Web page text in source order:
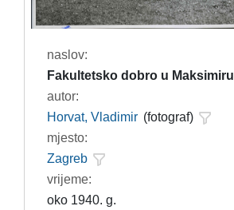
naslov:
Fakultetsko dobro u Maksimiru
autor:
Horvat, Vladimir (fotograf)
mjesto:
Zagreb
vrijeme:
oko 1940. g.